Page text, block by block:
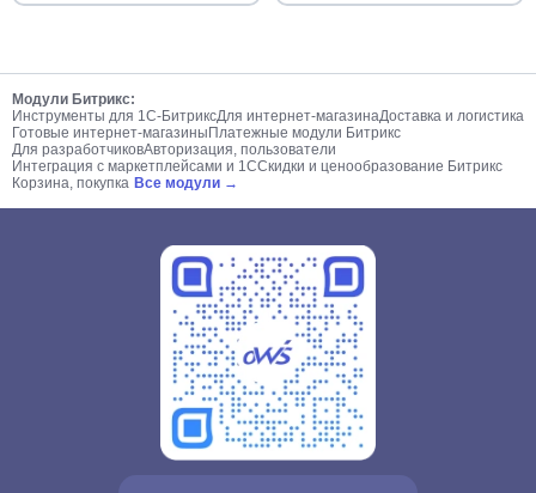
Модули Битрикс:
Инструменты для 1С-БитриксДля интернет-магазинаДоставка и логистика
Готовые интернет-магазиныПлатежные модули Битрикс
Для разработчиковАвторизация, пользователи
Интеграция с маркетплейсами и 1ССкидки и ценообразование Битрикс
Корзина, покупка Все модули →